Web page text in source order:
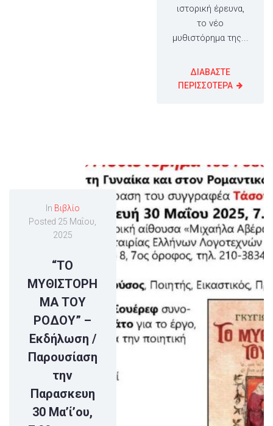
ιστορική έρευνα,
το νέο
μυθιστόρημα της...
ΔΙΑΒΑΣΤΕ
ΠΕΡΙΣΣΟΤΕΡΑ
In Βιβλίο
Posted 25 Μαΐου,
2025
“ΤΟ
ΜΥΘΙΣΤΟΡΗ
ΜΑ ΤΟΥ
ΡΟΔΟΥ” –
Εκδήλωση /
Παρουσίαση
την
Παρασκευη
30 Μα’ί’ου,